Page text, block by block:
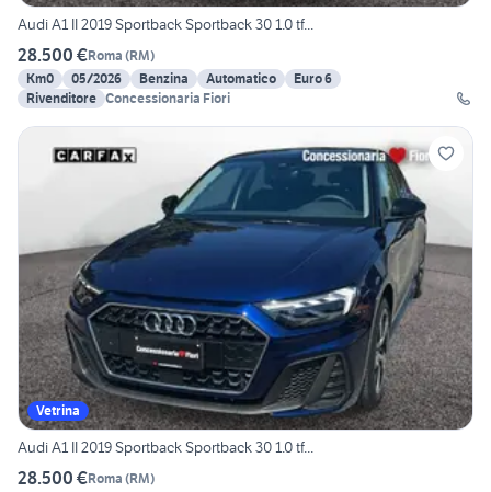
Audi A1 II 2019 Sportback Sportback 30 1.0 tf...
28.500 €Roma (RM)
Km0
05/2026 Benzina Automatico
Euro 6
Rivenditore Concessionaria Fiori
Vetrina
Audi A1 II 2019 Sportback Sportback 30 1.0 tf...
28.500 €Roma (RM)